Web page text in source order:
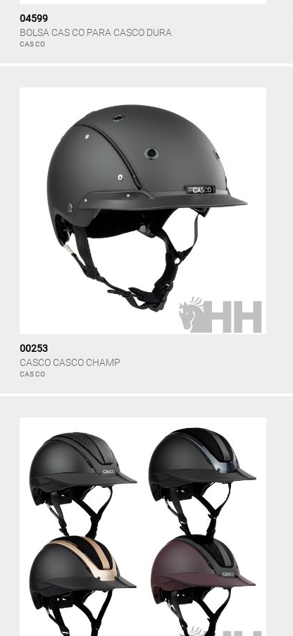
04599
BOLSA CAS CO PARA CASCO DURA
CAS CO
00253
CASCO CASCO CHAMP
CAS CO